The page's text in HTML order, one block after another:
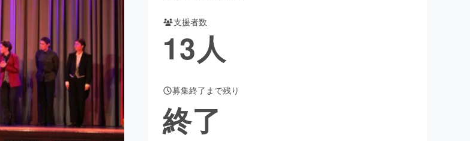
ビューティー・ヘルスケア
for Social Good
CAMPFIRE Creation
ふるさと納税
machi-ya コミュニティ
支援者数
13人
募集終了まで残り
終了